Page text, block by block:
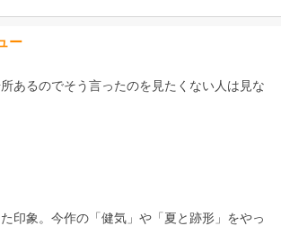
ー
あるのでそう言ったのを見たくない人は見な
印象。今作の「健気」や「夏と跡形」をやっ